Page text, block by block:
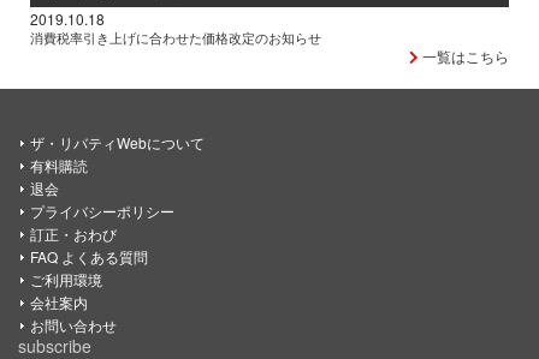
2019.10.18
消費税率引き上げに合わせた価格改定のお知らせ
一覧はこちら
ザ・リバティWebについて
有料購読
退会
プライバシーポリシー
訂正・おわび
FAQ よくある質問
ご利用環境
会社案内
お問い合わせ
subscribe